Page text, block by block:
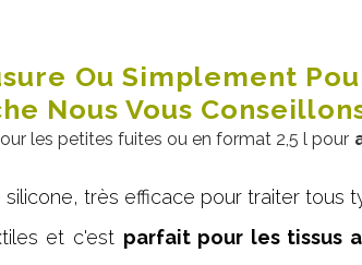
Ou Simplement
Nous Vous
les petites fuites ou en format 2,5 l pour
très efficace pour traiter tous
et c'est parfait pour les tissus